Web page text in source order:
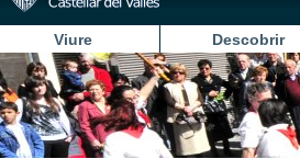
Viure Descobrir